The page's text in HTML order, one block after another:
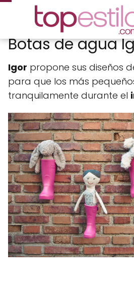
Botas de agua
Igor propone sus diseños
para que los más
tranquilamente durante el